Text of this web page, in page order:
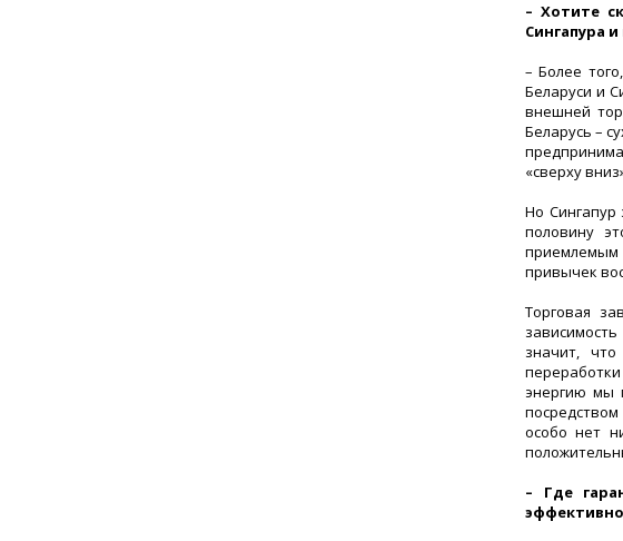
– Хотите
Сингапура
– Более
Беларуси и
внешней
Беларусь –
«сверху
Но Сингапур
половину
привычек
Торговая
значит,
энергию мы
особо нет
– Где